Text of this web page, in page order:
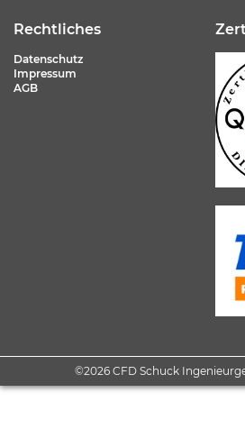
Rechtliches
Datenschutz
Impressum
AGB
©2026 CFD Schuck